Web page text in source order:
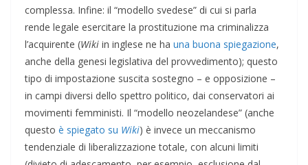
complessa. Infine: il “modello svedese” di cui si parla
rende legale esercitare la prostituzione ma criminalizza
l’acquirente (Wiki in inglese ne ha una buona spiegazione,
anche della genesi legislativa del provvedimento); questo
tipo di impostazione suscita sostegno – e opposizione –
in campi diversi dello spettro politico, dai conservatori ai
movimenti femministi. Il “modello neozelandese” (anche
questo è spiegato su Wiki) è invece un meccanismo
tendenziale di liberalizzazione totale, con alcuni limiti